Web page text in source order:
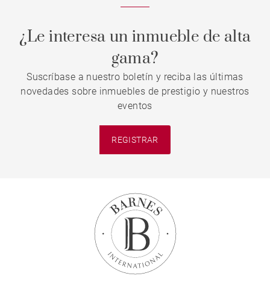
¿Le interesa un inmueble de alta
gama?
Suscríbase a nuestro boletín y reciba las últimas
novedades sobre inmuebles de prestigio y nuestros
eventos
REGISTRAR